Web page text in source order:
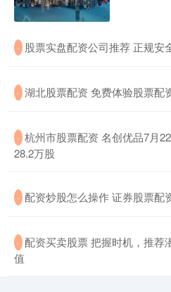
· 股票实盘配资公司推荐 正规安
· 湖北股票配资 免费体验股票配
· 杭州市股票配资 名创优品7月
28.2万股
· 配资炒股怎么操作 证券股票配
· 配资买卖股票 把握时机，推荐
值